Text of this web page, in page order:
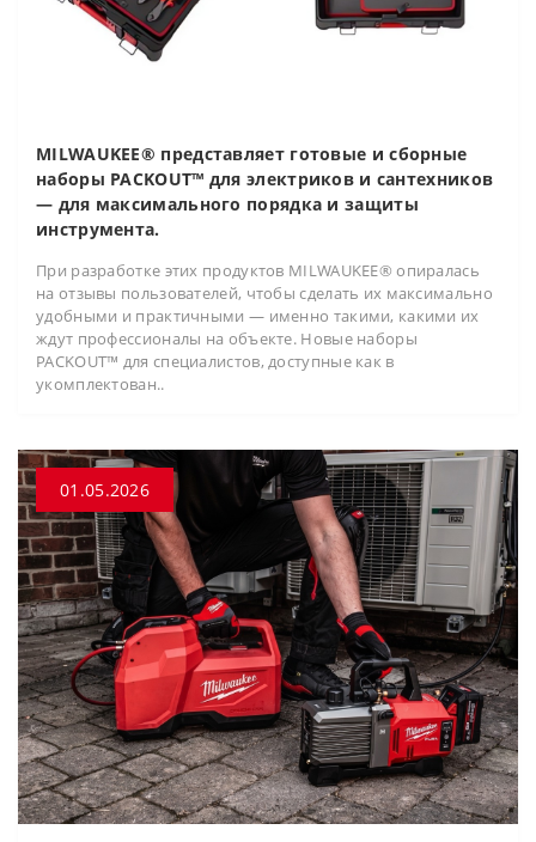
MILWAUKEE® представляет готовые и сборные
наборы PACKOUT™ для электриков и сантехников
— для максимального порядка и защиты
инструмента.
При разработке этих продуктов MILWAUKEE® опиралась
на отзывы пользователей, чтобы сделать их максимально
удобными и практичными — именно такими, какими их
ждут профессионалы на объекте. Новые наборы
PACKOUT™ для специалистов, доступные как в
укомплектован..
01.05.2026